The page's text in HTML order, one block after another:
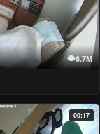
6.7M
00:17